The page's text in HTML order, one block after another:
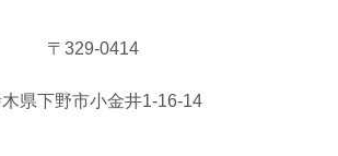
〒329-0414
県下野市小金井1-16-14